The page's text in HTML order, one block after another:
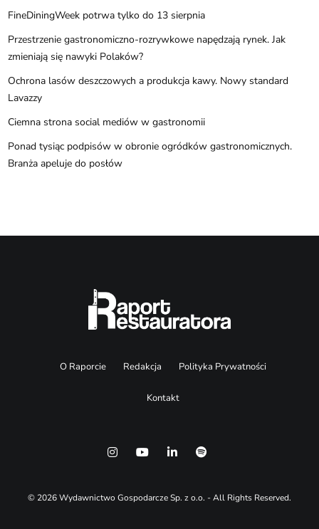
FineDiningWeek potrwa tylko do 13 sierpnia
Przestrzenie gastronomiczno-rozrywkowe napędzają rynek. Jak
zmieniają się nawyki Polaków?
Ochrona lasów deszczowych a produkcja kawy. Nowy standard
Lavazzy
Ciemna strona social mediów w gastronomii
Ponad tysiąc podpisów w obronie ogródków gastronomicznych.
Branża apeluje do posłów
O Raporcie Redakcja Polityka Prywatności
Kontakt
© 2026 Wydawnictwo Gospodarcze Sp. z o.o. - All Rights Reserved.